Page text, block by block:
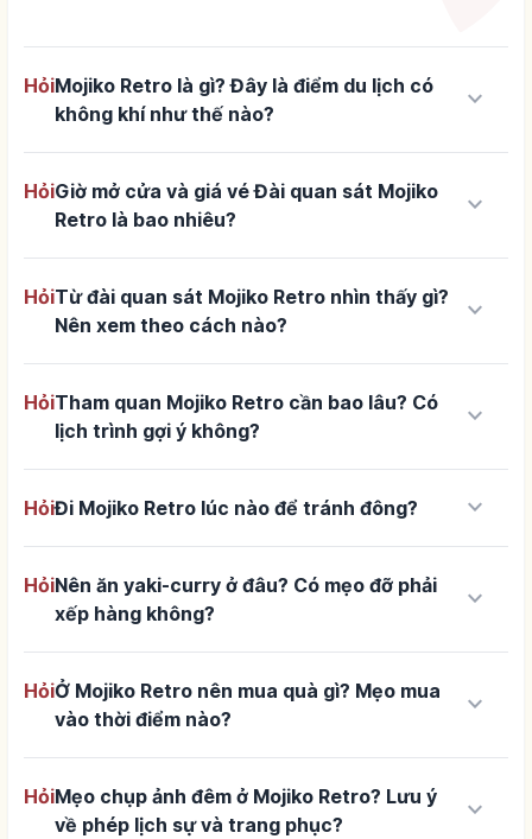
HỏiMojiko Retro là gì? Đây là điểm du lịch có
không khí như thế nào?
keyboard_arrow_down
HỏiGiờ mở cửa và giá vé Đài quan sát Mojiko
Retro là bao nhiêu?
keyboard_arrow_down
HỏiTừ đài quan sát Mojiko Retro nhìn thấy gì?
Nên xem theo cách nào?
keyboard_arrow_down
HỏiTham quan Mojiko Retro cần bao lâu? Có
lịch trình gợi ý không?
keyboard_arrow_down
HỏiĐi Mojiko Retro lúc nào để tránh đông? keyboard_arrow_down
HỏiNên ăn yaki-curry ở đâu? Có mẹo đỡ phải
xếp hàng không?
keyboard_arrow_down
HỏiỞ Mojiko Retro nên mua quà gì? Mẹo mua
vào thời điểm nào?
keyboard_arrow_down
HỏiMẹo chụp ảnh đêm ở Mojiko Retro? Lưu ý
về phép lịch sự và trang phục?
keyboard_arrow_down